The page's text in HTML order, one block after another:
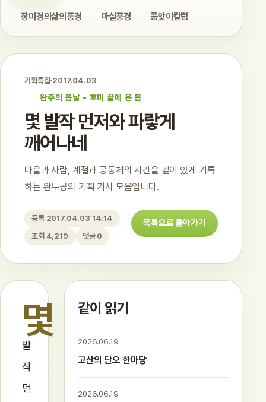
장미경의삶의풍경 마실풍경 품앗이칼럼
기획특집·2017.04.03
완주의 봄날 - 호미 끝에 온 봄
몇 발작 먼저와 파랗게
깨어나네
마을과 사람, 계절과 공동체의 시간을 깊이 있게 기록
하는 완두콩의 기획 기사 모음입니다.
등록 2017.04.03 14:14
조회 4,219
댓글 0
목록으로 돌아가기
몇
발
작
먼
같이 읽기
2026.06.19
고산의 단오 한마당
2026.06.19